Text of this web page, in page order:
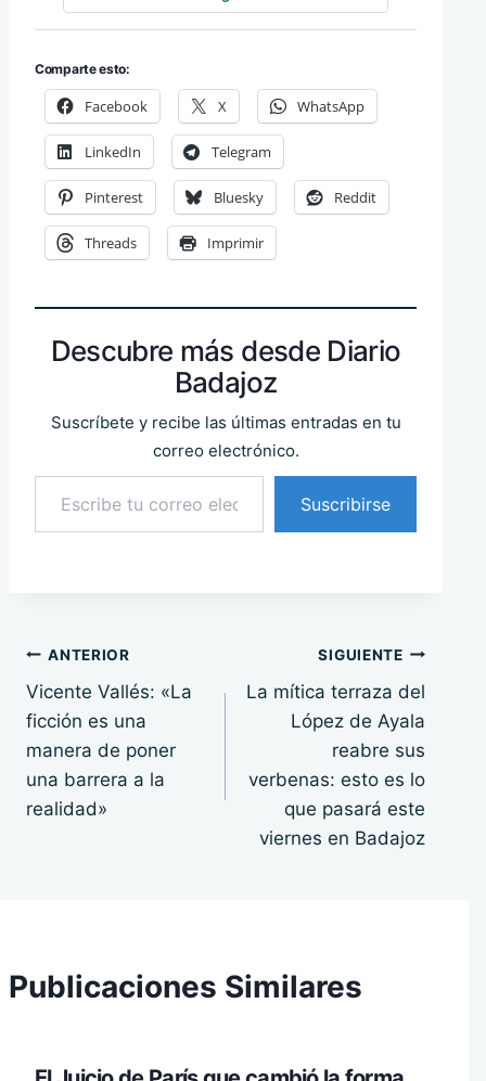
Comparte esto:
Facebook X WhatsApp
LinkedIn Telegram
Pinterest Bluesky Reddit
Threads Imprimir
Descubre más desde Diario
Badajoz
Suscríbete y recibe las últimas entradas en tu
correo electrónico.
Escribe tu correo electrónico…
Suscribirse
Navegación
de
entradas
ANTERIOR
Vicente Vallés: «La
ficción es una
manera de poner
una barrera a la
realidad»
SIGUIENTE
La mítica terraza del
López de Ayala
reabre sus
verbenas: esto es lo
que pasará este
viernes en Badajoz
Publicaciones Similares